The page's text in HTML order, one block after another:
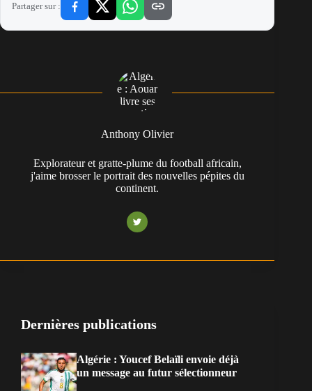
Partager sur :
Anthony Olivier
Explorateur et gratte-plume du football africain,
j'aime brosser le portrait des nouvelles pépites du
continent.
Dernières publications
Algérie : Youcef Belaïli envoie déjà
un message au futur sélectionneur